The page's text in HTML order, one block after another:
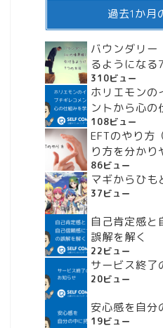
過去1か月
バウンダリー
るようになる
310ビュー
ホリエモンの
ントから心の
108ビュー
EFTのやり方
り方を分かり
86ビュー
マギからひも
37ビュー
自己肯定感と
誤解を解く
22ビュー
サービス終了
20ビュー
安心感を自分
19ビュー